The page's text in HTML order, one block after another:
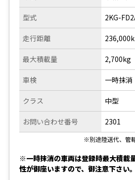
型式
走行距離
2KG-
最大積載量
車検
クラス
お問い合わせ番号
2,700kg
一時抹消
中型
2301
※別途陸送代、管
※一時抹消の車両は登録時最大積載
性が御座いますので、御注意下さい